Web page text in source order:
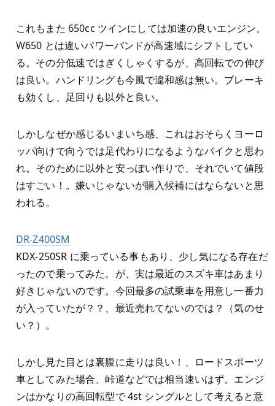
これもまた 650cc ツインにしては加速の良いエンジン。
W650 とは違いパワーバンドが高速域にシフトしてい
る。その分低速ではぎくしゃくするが、高回転での伸び
は良い。ハンドリングも今風で違和感は無い。ブレーキ
も効くし、足回りも以外と良い。
しかしなぜか感じるいまいち感、これはおそらくヨーロ
ッパ向けで向うでは足代わりになるようなバイクと思わ
れ。そのために以外と安っぽい作りで、それでいて値段
はすごい！。嫌いじゃないが購入候補にはならないと思
われる。
DR-Z400SM
KDX-250SR に乗っている事もあり、少し気になる存在だ
ったので乗ってみた。が、実は最近のスズキ車はあまり
好きじゃないのです。今回最多の試乗車を用意し一番力
が入っていたが？？、最近売れてないのでは？（気のせ
い？）。
しかし見た目とは裏腹に走りは良い！、ロードスポーツ
車としてみた場合、峠道などでは相当速いはず。エンジ
ンはかなりの高回転型で 4st シングルとして考えると意